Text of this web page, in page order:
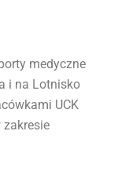
medyczne
i na Lotnisko
UCK